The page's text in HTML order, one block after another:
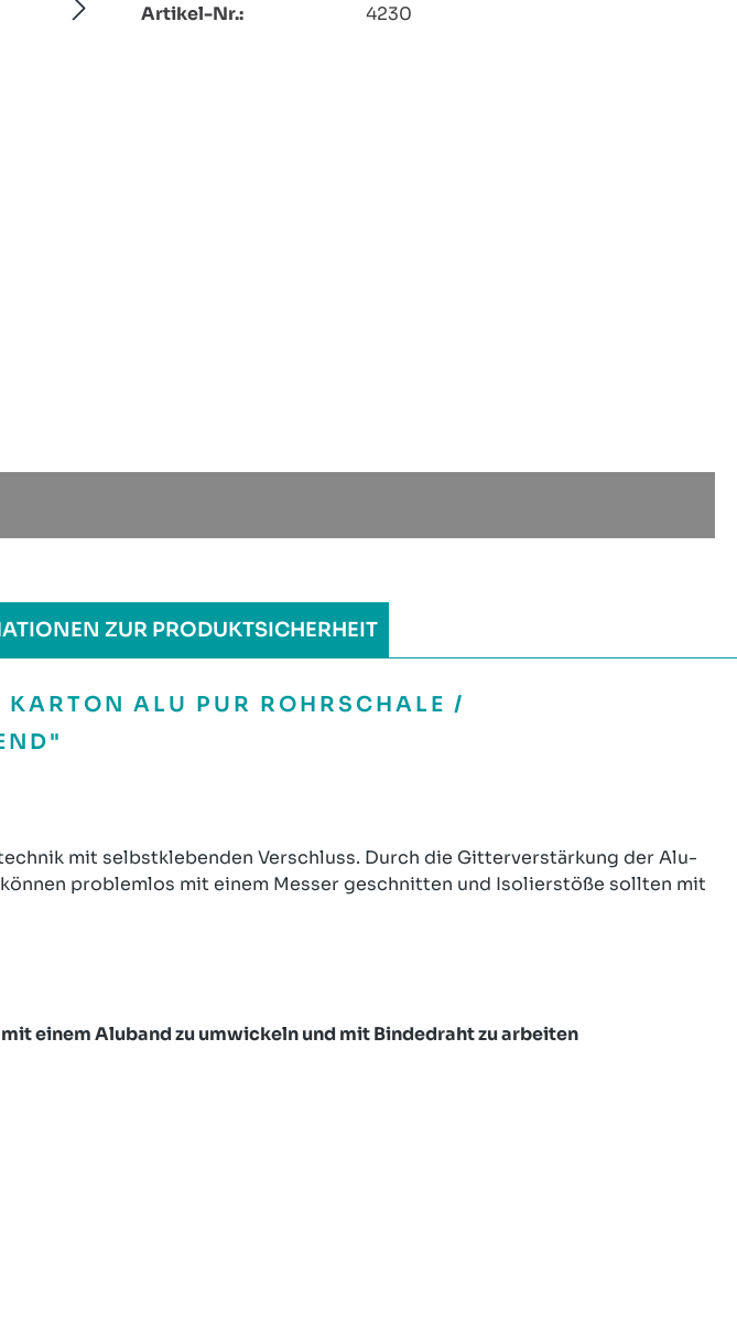
Artikel-Nr.:
4230
ZUR PRODUKTSICHERHEIT
ALU PUR ROHRSCHALE /
mit selbstklebenden Verschluss. Durch die Gitterverstärkung der Alu-
problemlos mit einem Messer geschnitten und Isolierstöße sollten mit
einem Aluband zu umwickeln und mit Bindedraht zu arbeiten